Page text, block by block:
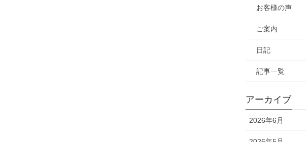
お客様の声
ご案内
日記
記事一覧
アーカイブ
2026年6月